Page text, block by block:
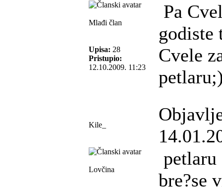
Mlađi član
Upisa: 28
Pristupio:
12.10.2009. 11:23
Pa
godiste
Cvele
Kile_
Lovčina
petlaru
bre?se